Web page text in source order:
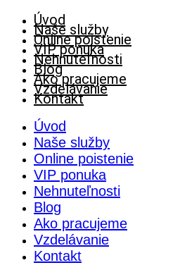
Úvod
Naše služby
Online poistenie
VIP ponuka
Nehnuteľnosti
Blog
Ako pracujeme
Vzdelávanie
Kontakt
Úvod
Naše služby
Online poistenie
VIP ponuka
Nehnuteľnosti
Blog
Ako pracujeme
Vzdelávanie
Kontakt